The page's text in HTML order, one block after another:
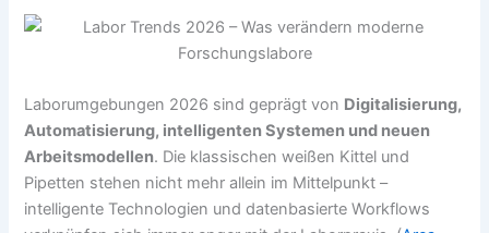
Laborumgebungen 2026 sind geprägt von Digitalisierung,
Automatisierung, intelligenten Systemen und neuen
Arbeitsmodellen. Die klassischen weißen Kittel und
Pipetten stehen nicht mehr allein im Mittelpunkt –
intelligente Technologien und datenbasierte Workflows